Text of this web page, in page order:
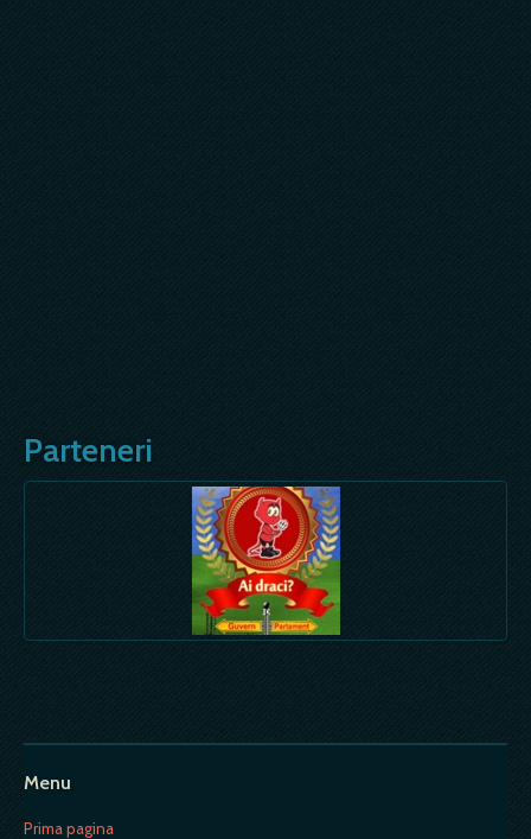
Parteneri
Menu
Prima pagina